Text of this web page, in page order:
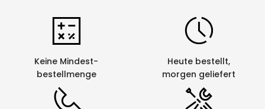
Keine Mindest-
bestellmenge
Heute bestellt,
morgen geliefert